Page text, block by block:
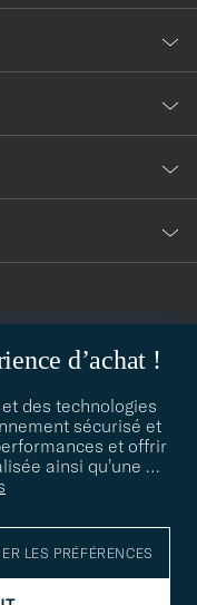
d’achat !
des technologies
sécurisé et
et offrir
ainsi qu’une …
LES PRÉFÉRENCES
nous vous guider,